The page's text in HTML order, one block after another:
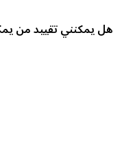
هل يمكنني تقييد من